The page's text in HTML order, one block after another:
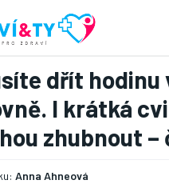
dřít hodinu
I krátká
zhubnout –
Anna Ahneová